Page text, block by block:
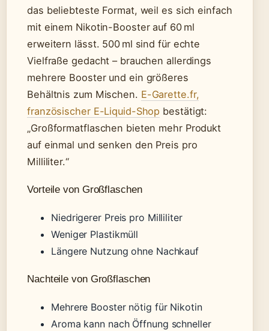
das beliebteste Format, weil es sich einfach
mit einem Nikotin-Booster auf 60 ml
erweitern lässt. 500 ml sind für echte
Vielfraße gedacht – brauchen allerdings
mehrere Booster und ein größeres
Behältnis zum Mischen. E-Garette.fr,
französischer E-Liquid-Shop bestätigt:
„Großformatflaschen bieten mehr Produkt
auf einmal und senken den Preis pro
Milliliter.“
Vorteile von Großflaschen
Niedrigerer Preis pro Milliliter
Weniger Plastikmüll
Längere Nutzung ohne Nachkauf
Nachteile von Großflaschen
Mehrere Booster nötig für Nikotin
Aroma kann nach Öffnung schneller